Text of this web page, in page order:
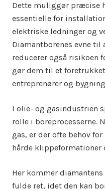
Dette muliggør præcise
essentielle for
elektriske ledninger og
Diamantborenes evne til
reducerer også risikoen
gør dem til et
entreprenører og
I olie- og gasindustrien
rolle i boreprocesserne.
gas, er der ofte behov
hårde klippeformationer
Her kommer
fulde ret, idet den kan